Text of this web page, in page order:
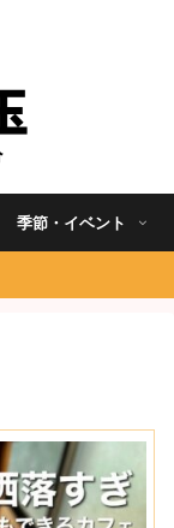
季節・イベント